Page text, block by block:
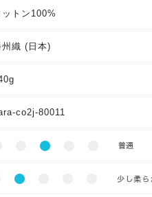
ットン100%
州織 (日本)
co2j-80011